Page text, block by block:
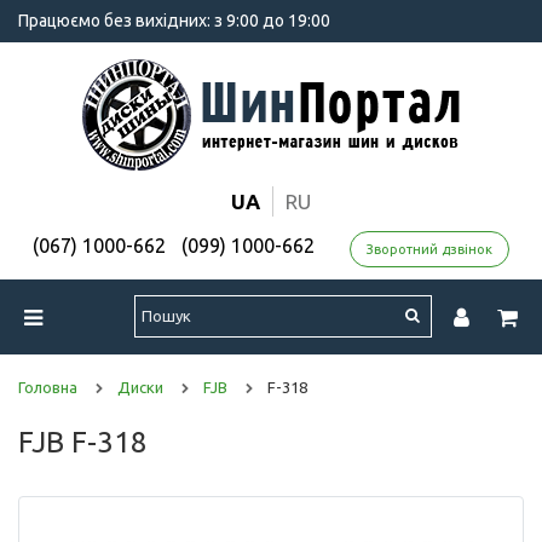
Працюємо без вихідних: з 9:00 до 19:00
UA RU
(067) 1000-662 (099) 1000-662 Зворотний дзвінок
Головна Диски FJB F-318
FJB F-318